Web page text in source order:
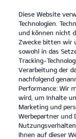
open
menu
Der Picanto
... ... DER
Der
Bleibt
Diese Website
Technologien.
und können nicht
Zwecke bitten wir
sowohl in das
Tracking-
Verarbeitung der
nachfolgend
Performance: Wir
wird, um Inhalte
Marketing und
Werbepartner und
Ihnen auf dieser